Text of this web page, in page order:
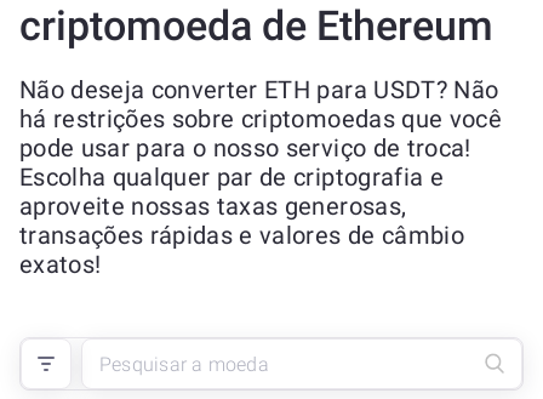
criptomoeda de Ethereum
Não deseja converter ETH para USDT? Não
há restrições sobre criptomoedas que você
pode usar para o nosso serviço de troca!
Escolha qualquer par de criptografia e
aproveite nossas taxas generosas,
transações rápidas e valores de câmbio
exatos!